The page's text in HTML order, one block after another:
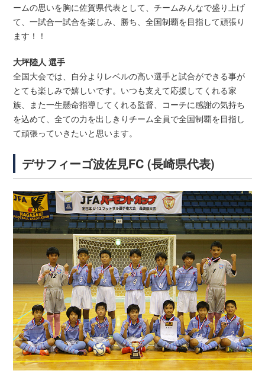
ームの思いを胸に佐賀県代表として、チームみんなで盛り上げ
て、一試合一試合を楽しみ、勝ち、全国制覇を目指して頑張り
ます！！
大坪陸人 選手
全国大会では、自分よりレベルの高い選手と試合ができる事が
とても楽しみで嬉しいです。いつも支えて応援してくれる家
族、また一生懸命指導してくれる監督、コーチに感謝の気持ち
を込めて、全ての力を出しきりチーム全員で全国制覇を目指し
て頑張っていきたいと思います。
デサフィーゴ波佐見FC (長崎県代表)